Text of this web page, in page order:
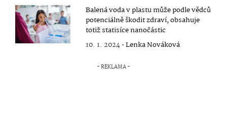
Balená voda v plastu může podle vědců
potenciálně škodit zdraví, obsahuje
totiž statisíce nanočástic
10. 1. 2024 •Lenka Nováková